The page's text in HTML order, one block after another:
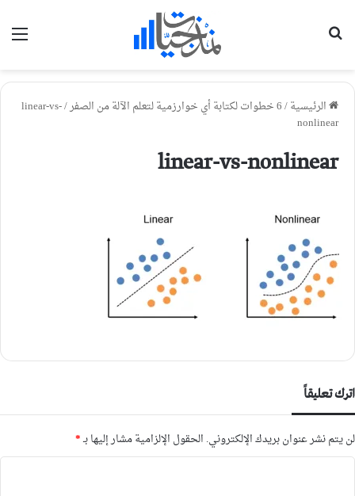
الرئيسية/6 خطوات لكتابة أي خوارزمية لتعلم الآلة من الصفر /
linear-vs-
nonlinear
linear-vs-nonlinear
اترك تعليقاً
لن يتم نشر عنوان بريدك الإلكتروني. الحقول الإلزامية مشار إليها بـ*